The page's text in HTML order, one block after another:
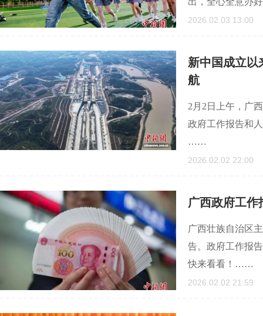
2026.02.03 13:00
新中国成立以
航
2月2日上午，广
政府工作报告和
……
2026.02.02 22:00
广西政府工作
广西壮族自治区
告。政府工作报
快来看看！……
2026.02.02 21:59